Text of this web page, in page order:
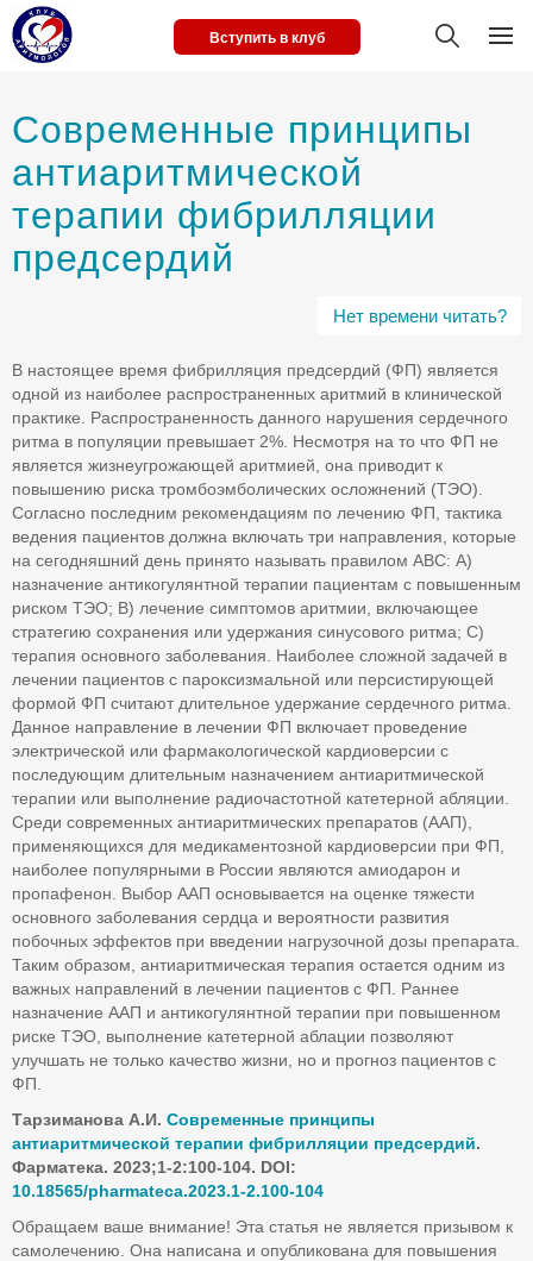
Вступить в клуб
Современные принципы
антиаритмической
терапии фибрилляции
предсердий
Нет времени читать?
В настоящее время фибрилляция предсердий (ФП) является
одной из наиболее распространенных аритмий в клинической
практике. Распространенность данного нарушения сердечного
ритма в популяции превышает 2%. Несмотря на то что ФП не
является жизнеугрожающей аритмией, она приводит к
повышению риска тромбоэмболических осложнений (ТЭО).
Согласно последним рекомендациям по лечению ФП, тактика
ведения пациентов должна включать три направления, которые
на сегодняшний день принято называть правилом АВС: А)
назначение антикогулянтной терапии пациентам с повышенным
риском ТЭО; В) лечение симптомов аритмии, включающее
стратегию сохранения или удержания синусового ритма; С)
терапия основного заболевания. Наиболее сложной задачей в
лечении пациентов с пароксизмальной или персистирующей
формой ФП считают длительное удержание сердечного ритма.
Данное направление в лечении ФП включает проведение
электрической или фармакологической кардиоверсии с
последующим длительным назначением антиаритмической
терапии или выполнение радиочастотной катетерной абляции.
Среди современных антиаритмических препаратов (ААП),
применяющихся для медикаментозной кардиоверсии при ФП,
наиболее популярными в России являются амиодарон и
пропафенон. Выбор ААП основывается на оценке тяжести
основного заболевания сердца и вероятности развития
побочных эффектов при введении нагрузочной дозы препарата.
Таким образом, антиаритмическая терапия остается одним из
важных направлений в лечении пациентов с ФП. Раннее
назначение ААП и антикогулянтной терапии при повышенном
риске ТЭО, выполнение катетерной аблации позволяют
улучшать не только качество жизни, но и прогноз пациентов с
ФП.
Тарзиманова А.И. Современные принципы
антиаритмической терапии фибрилляции предсердий.
Фарматека. 2023;1-2:100-104. DOI:
10.18565/pharmateca.2023.1-2.100-104
Обращаем ваше внимание! Эта статья не является призывом к
самолечению. Она написана и опубликована для повышения